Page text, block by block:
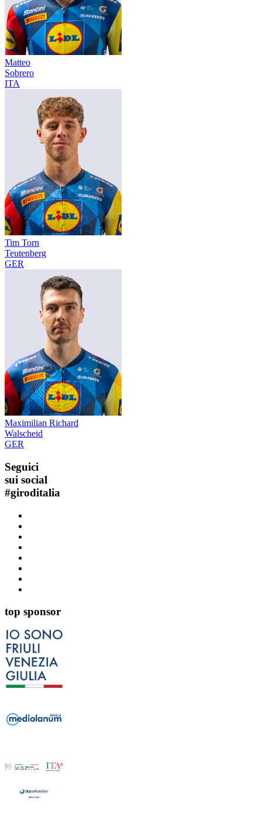
Matteo
Sobrero
ITA
Tim Torn
Teutenberg
GER
Maximilian Richard
Walscheid
GER
Seguici
sui social
#giroditalia
top sponsor